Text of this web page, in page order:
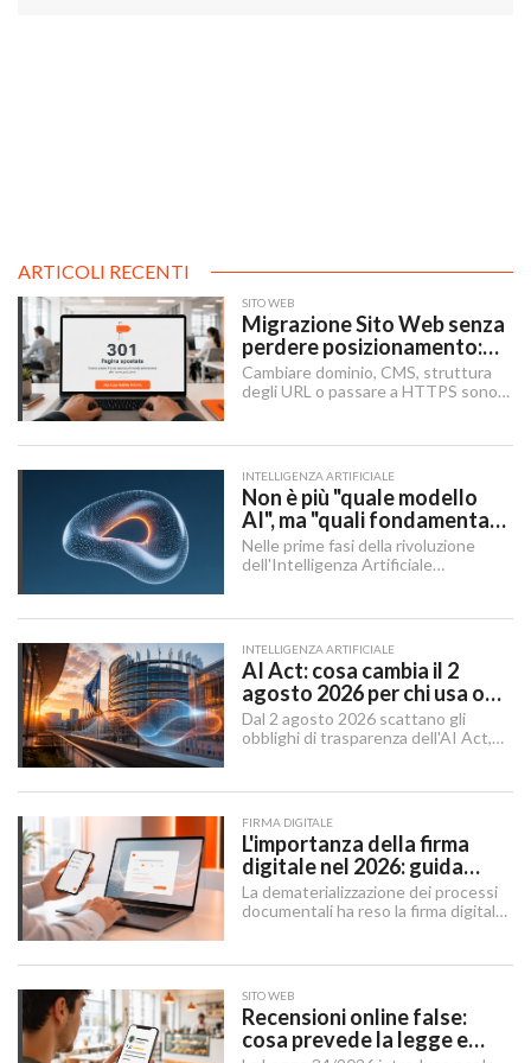
ARTICOLI RECENTI
SITO WEB
Migrazione Sito Web senza
perdere posizionamento:
Redirect 301, URL e
Checklist SEO
Cambiare dominio, CMS, struttura
degli URL o passare a HTTPS sono i
ricerca.
INTELLIGENZA ARTIFICIALE
Non è più "quale modello
AI", ma "quali fondamenta":
dati, infrastruttura,
governance
Nelle prime fasi della rivoluzione
dell'Intelligenza Artificiale
"Quale modello dobbiamo usare?".
INTELLIGENZA ARTIFICIALE
AI Act: cosa cambia il 2
agosto 2026 per chi usa o
integra l'AI
Dal 2 agosto 2026 scattano gli
obblighi di trasparenza dell'AI Act,
rinviato quelli sui sistemi ad alto
FIRMA DIGITALE
L'importanza della firma
digitale nel 2026: guida
completa per aziende e
professionisti
La dematerializzazione dei processi
documentali ha reso la firma digitale
SITO WEB
Recensioni online false:
cosa prevede la legge e